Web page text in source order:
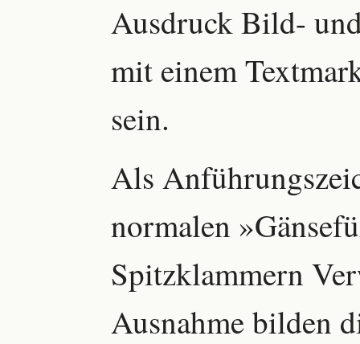
Ausdruck Bild-
mit einem
sein.
Als
normalen
Spitzklammern
Ausnahme bilden